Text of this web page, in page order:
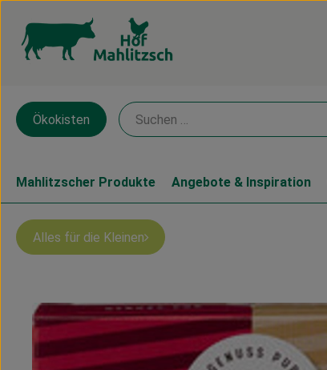
Ökokisten
Mahlitzscher Produkte Angebote & Inspiration
Alles für die Kleinen